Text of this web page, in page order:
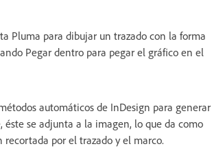
Pluma para dibujar un trazado con la forma
Pegar dentro para pegar el gráfico en el
automáticos de InDesign para generar
éste se adjunta a la imagen, lo que da como
recortada por el trazado y el marco.